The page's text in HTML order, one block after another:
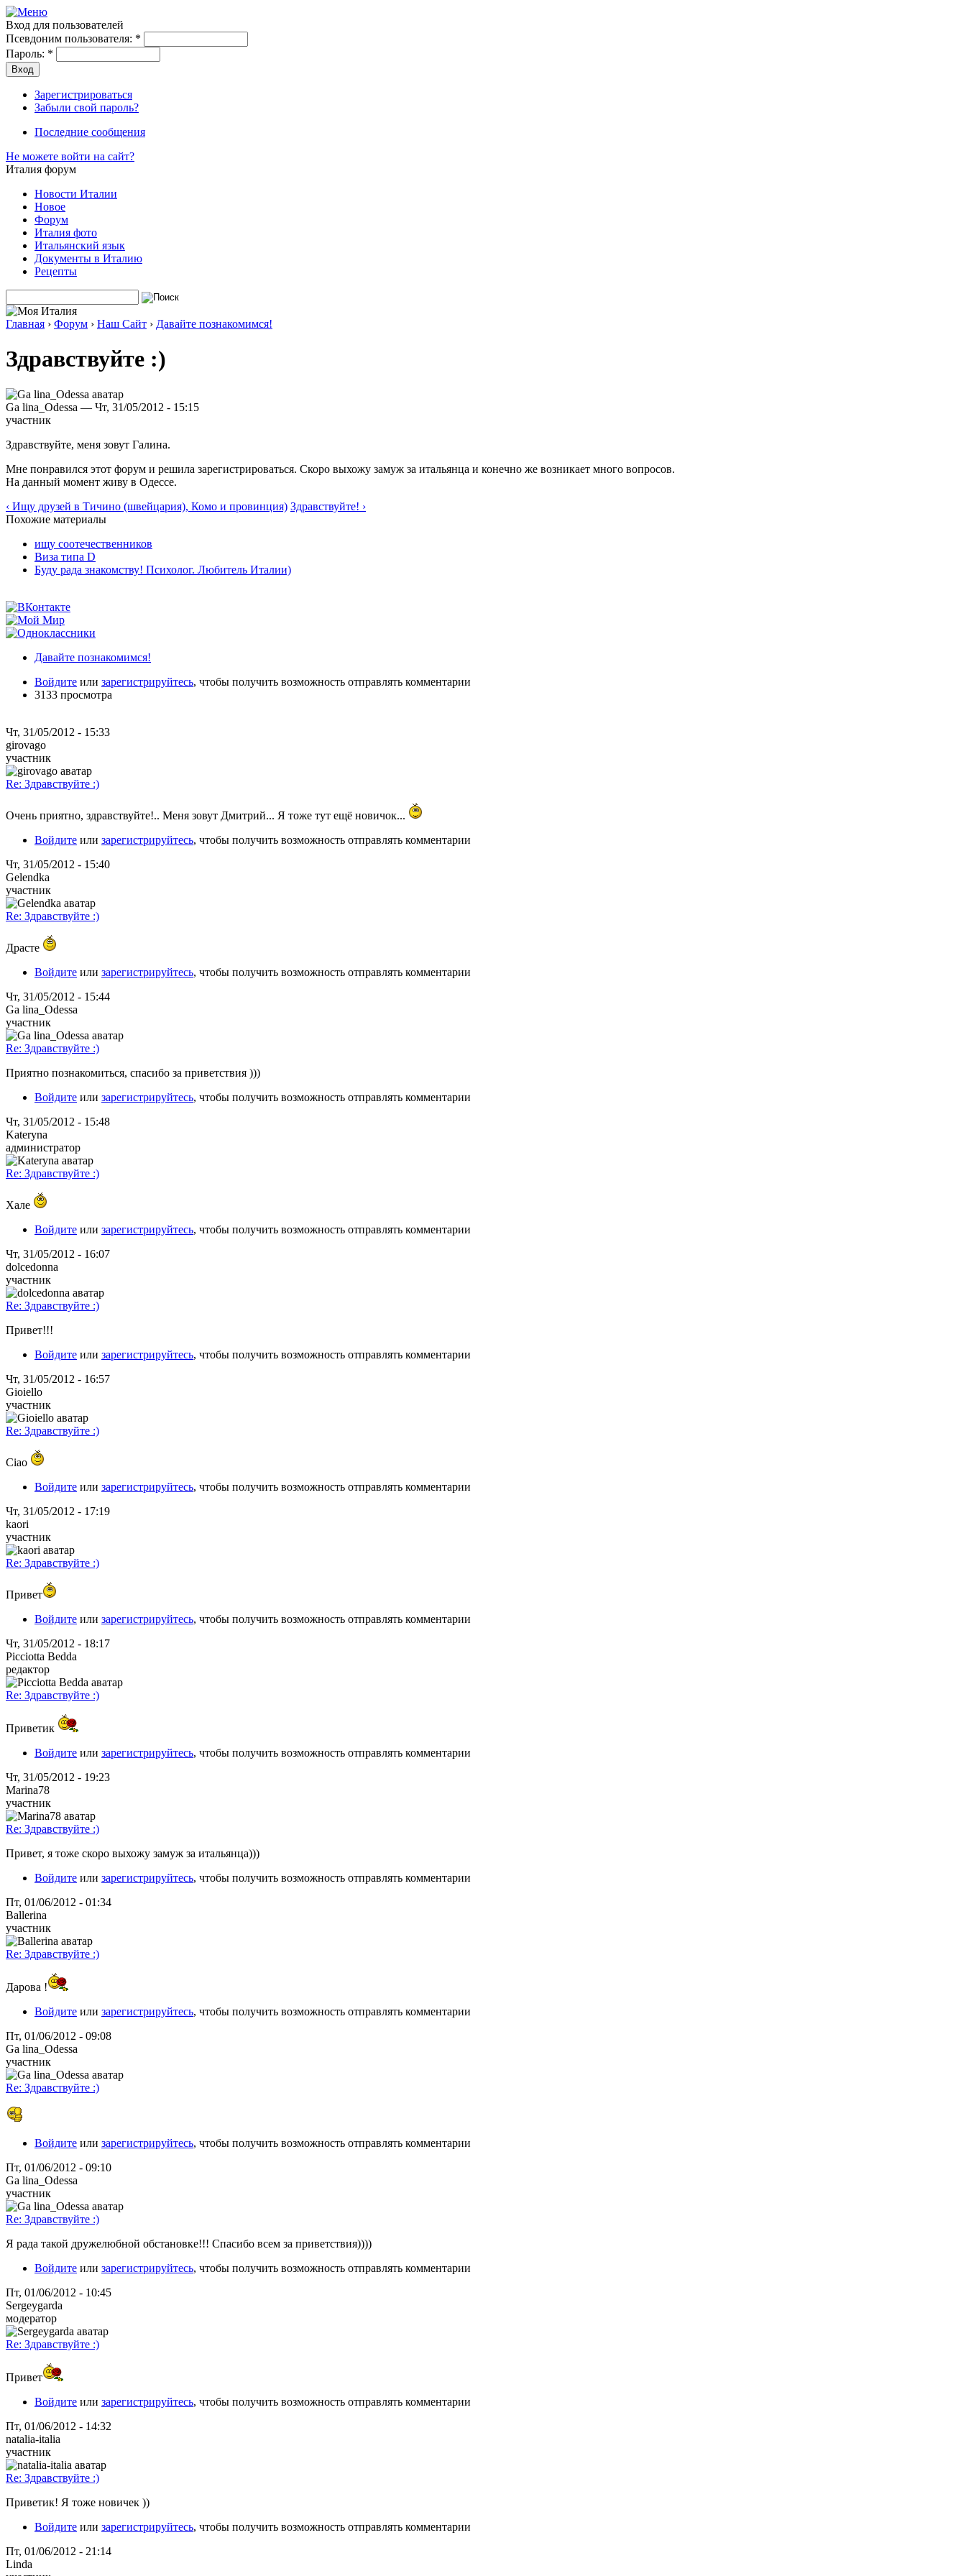
Вход для пользователей
Псевдоним пользователя: *
Пароль: *
Зарегистрироваться
Забыли свой пароль?
Последние сообщения
Не можете войти на сайт?
Италия форум
Новости Италии
Новое
Форум
Италия фото
Итальянский язык
Документы в Италию
Рецепты
Главная › Форум › Наш Сайт › Давайте познакомимся!
Здравствуйте :)
Ga lina_Odessa — Чт, 31/05/2012 - 15:15
участник
Здравствуйте, меня зовут Галина.
Мне понравился этот форум и решила зарегистрироваться. Скоро выхожу замуж за итальянца и конечно же возникает много вопросов.
На данный момент живу в Одессе.
‹ Ищу друзей в Тичино (швейцария), Комо и провинция) Здравствуйте! ›
Похожие материалы
ищу соотечественников
Виза типа D
Буду рада знакомству! Психолог. Любитель Италии)
Давайте познакомимся!
Войдите или зарегистрируйтесь, чтобы получить возможность отправлять комментарии
3133 просмотра
Чт, 31/05/2012 - 15:33
girovago
участник
Re: Здравствуйте :)
Очень приятно, здравствуйте!.. Меня зовут Дмитрий... Я тоже тут ещё новичок...
Войдите или зарегистрируйтесь, чтобы получить возможность отправлять комментарии
Чт, 31/05/2012 - 15:40
Gelendka
участник
Re: Здравствуйте :)
Драсте
Войдите или зарегистрируйтесь, чтобы получить возможность отправлять комментарии
Чт, 31/05/2012 - 15:44
Ga lina_Odessa
участник
Re: Здравствуйте :)
Приятно познакомиться, спасибо за приветствия )))
Войдите или зарегистрируйтесь, чтобы получить возможность отправлять комментарии
Чт, 31/05/2012 - 15:48
Kateryna
администратор
Re: Здравствуйте :)
Хале
Войдите или зарегистрируйтесь, чтобы получить возможность отправлять комментарии
Чт, 31/05/2012 - 16:07
dolcedonna
участник
Re: Здравствуйте :)
Привет!!!
Войдите или зарегистрируйтесь, чтобы получить возможность отправлять комментарии
Чт, 31/05/2012 - 16:57
Gioiello
участник
Re: Здравствуйте :)
Ciao
Войдите или зарегистрируйтесь, чтобы получить возможность отправлять комментарии
Чт, 31/05/2012 - 17:19
kaori
участник
Re: Здравствуйте :)
Привет
Войдите или зарегистрируйтесь, чтобы получить возможность отправлять комментарии
Чт, 31/05/2012 - 18:17
Picciotta Bedda
редактор
Re: Здравствуйте :)
Приветик
Войдите или зарегистрируйтесь, чтобы получить возможность отправлять комментарии
Чт, 31/05/2012 - 19:23
Marina78
участник
Re: Здравствуйте :)
Привет, я тоже скоро выхожу замуж за итальянца)))
Войдите или зарегистрируйтесь, чтобы получить возможность отправлять комментарии
Пт, 01/06/2012 - 01:34
Ballerina
участник
Re: Здравствуйте :)
Дарова !
Войдите или зарегистрируйтесь, чтобы получить возможность отправлять комментарии
Пт, 01/06/2012 - 09:08
Ga lina_Odessa
участник
Re: Здравствуйте :)
Войдите или зарегистрируйтесь, чтобы получить возможность отправлять комментарии
Пт, 01/06/2012 - 09:10
Ga lina_Odessa
участник
Re: Здравствуйте :)
Я рада такой дружелюбной обстановке!!! Спасибо всем за приветствия))))
Войдите или зарегистрируйтесь, чтобы получить возможность отправлять комментарии
Пт, 01/06/2012 - 10:45
Sergeygarda
модератор
Re: Здравствуйте :)
Привет
Войдите или зарегистрируйтесь, чтобы получить возможность отправлять комментарии
Пт, 01/06/2012 - 14:32
natalia-italia
участник
Re: Здравствуйте :)
Приветик! Я тоже новичек ))
Войдите или зарегистрируйтесь, чтобы получить возможность отправлять комментарии
Пт, 01/06/2012 - 21:14
Linda